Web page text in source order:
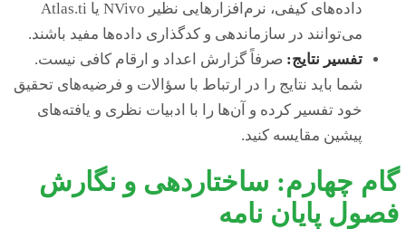
داده‌های کیفی، نرم‌افزارهایی نظیر NVivo یا Atlas.ti
می‌توانند در سازماندهی و کدگذاری داده‌ها مفید باشند.
تفسیر نتایج: صرفاً گزارش اعداد و ارقام کافی نیست.
شما باید نتایج را در ارتباط با سؤالات و فرضیه‌های تحقیق
خود تفسیر کرده و آن‌ها را با ادبیات نظری و یافته‌های
پیشین مقایسه کنید.
گام چهارم: ساختاردهی و نگارش
فصول پایان نامه